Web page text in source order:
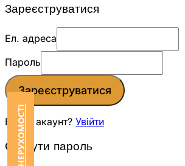
Зареєструватися
Ел. адреса
Пароль
Зареєструватися
Вже є акаунт? Увійти
Скинути пароль